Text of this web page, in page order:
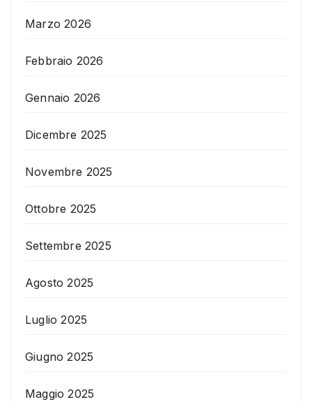
Marzo 2026
Febbraio 2026
Gennaio 2026
Dicembre 2025
Novembre 2025
Ottobre 2025
Settembre 2025
Agosto 2025
Luglio 2025
Giugno 2025
Maggio 2025